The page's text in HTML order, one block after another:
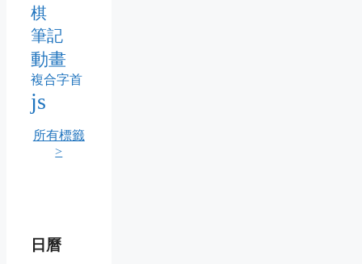
棋
筆記
動畫
複合字首
js
所有標籤
>
日曆